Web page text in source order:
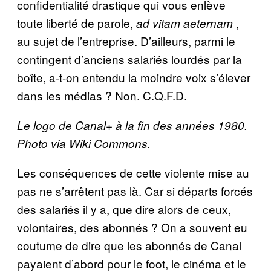
confidentialité drastique qui vous enlève
toute liberté de parole, ad vitam aeternam ,
au sujet de l’entreprise. D’ailleurs, parmi le
contingent d’anciens salariés lourdés par la
boîte, a-t-on entendu la moindre voix s’élever
dans les médias ? Non. C.Q.F.D.
Le logo de Canal+ à la fin des années 1980.
Photo via Wiki Commons.
Les conséquences de cette violente mise au
pas ne s’arrêtent pas là. Car si départs forcés
des salariés il y a, que dire alors de ceux,
volontaires, des abonnés ? On a souvent eu
coutume de dire que les abonnés de Canal
payaient d’abord pour le foot, le cinéma et le